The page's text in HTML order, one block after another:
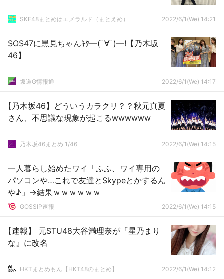
SKE48まとめはエメラルド（まとえめ） 2022/6/1(We) 14:21
SOS47に黒見ちゃんｷﾀ━(ﾟ∀ﾟ)━!【乃木坂
46】
坂道G情報通 2022/6/1(We) 14:17
【乃木坂46】どういうカラクリ？？秋元真夏
さん、不思議な現象が起こるwwwwww
乃木坂46まとめ 1/46 2022/6/1(We) 14:15
一人暮らし始めたワイ「ふふ、ワイ専用の
パソコンや…これで友達とSkypeとかするん
や♪」→結果ｗｗｗｗｗｗ
GOSSIP速報 2022/6/1(We) 14:15
【速報】 元STU48大谷満理奈が『星乃まり
な』に改名
HKTまとめもん【HKT48のまとめ】 2022/6/1(We) 14:12